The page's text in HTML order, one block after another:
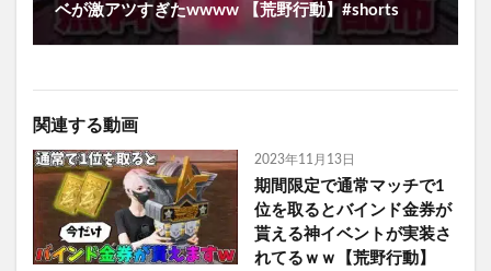
ベが激アツすぎたwwww 【荒野行動】#shorts
関連する動画
2023年11月13日
期間限定で通常マッチで1
位を取るとバインド金券が
貰える神イベントが実装さ
れてるｗｗ【荒野行動】